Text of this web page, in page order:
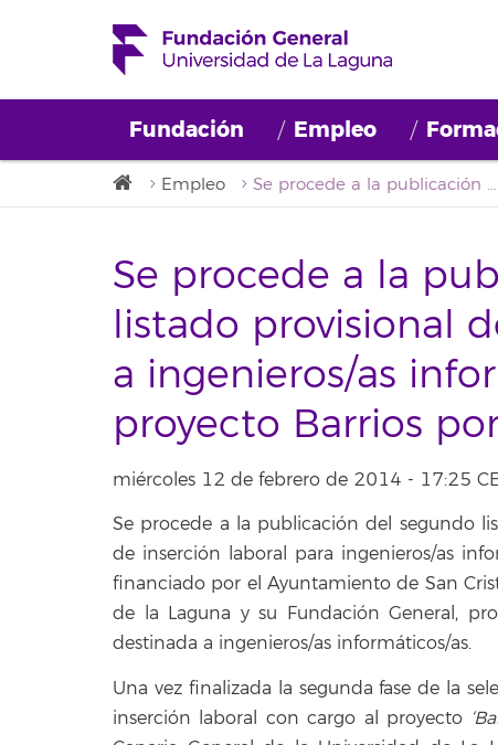
Fundación Empleo
Empleo Se procede a la publicación del segundo listado provisional de una beca destinada a ingenieros/as informáticos/as para el proyecto Barrios por el Empleo
Se procede a la
listado provisional
a ingenieros/as
proyecto Barrios
miércoles 12 de febrero de 2014 - 17:25
Se procede a la publicación del segundo
de inserción laboral para ingenieros/as
financiado por el Ayuntamiento de San
de la Laguna y su Fundación General,
destinada a ingenieros/as informáticos/as.
Una vez finalizada la segunda fase de la
inserción laboral con cargo al proyecto